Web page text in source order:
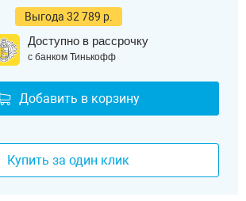
Выгода 32 789 р.
Доступно в рассрочку
с банком Тинькофф
Добавить в корзину
Купить за один клик